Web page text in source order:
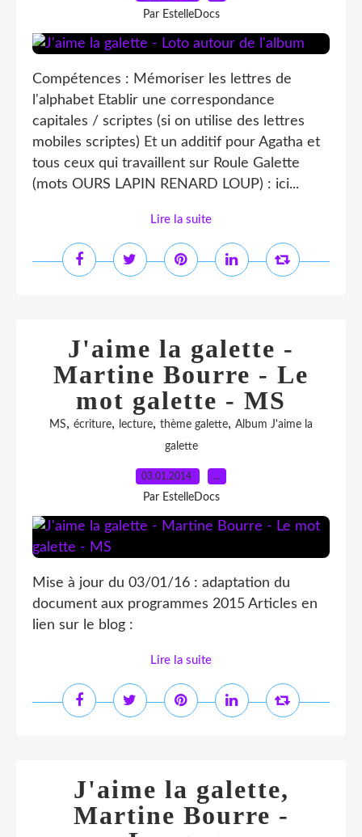
Par EstelleDocs
Compétences : Mémoriser les lettres de
l'alphabet Etablir une correspondance
capitales / scriptes (si on utilise des lettres
mobiles scriptes) Et un additif pour Agatha et
tous ceux qui travaillent sur Roule Galette
(mots OURS LAPIN RENARD LOUP) : ici...
Lire la suite
J'aime la galette -
Martine Bourre - Le
mot galette - MS
MS, écriture, lecture, thème galette, Album J'aime la
galette
03.01.2014 …
Par EstelleDocs
Mise à jour du 03/01/16 : adaptation du
document aux programmes 2015 Articles en
lien sur le blog :
Lire la suite
J'aime la galette,
Martine Bourre -